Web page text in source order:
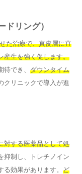
ドリング）
た治療で、真皮層に直
産生を強く促します。
でき、 ダウンタイム
クリニックで導入が進
対する医薬品として処
抑制し、トレチノイン
効果があります。 ど